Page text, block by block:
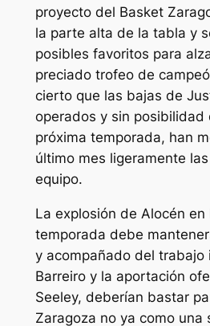
proyecto del Basket
la parte alta de la tabla y
posibles favoritos para
preciado trofeo de
cierto que las bajas de
operados y sin posibilidad
próxima temporada, han
último mes ligeramente
equipo.
La explosión de Alocén en
temporada debe
y acompañado del trabajo
Barreiro y la aportación
Seeley, deberían bastar
Zaragoza no ya como una